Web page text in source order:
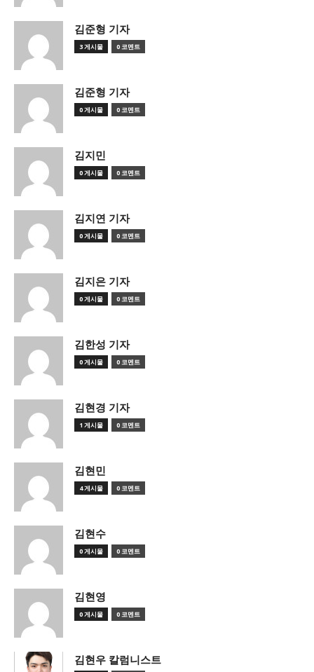
김준형 기자
3 게시물 0 코멘트
김준형 기자
0 게시물 0 코멘트
김지민
0 게시물 0 코멘트
김지연 기자
0 게시물 0 코멘트
김지은 기자
0 게시물 0 코멘트
김한성 기자
0 게시물 0 코멘트
김현경 기자
1 게시물 0 코멘트
김현민
4 게시물 0 코멘트
김현수
0 게시물 0 코멘트
김현영
0 게시물 0 코멘트
김현우 칼럼니스트